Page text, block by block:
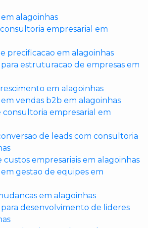
alagoinhas
empresarial em
precificacao em alagoinhas
estruturacao de empresas em
em alagoinhas
vendas b2b em alagoinhas
consultoria empresarial em
de leads com consultoria
custos empresariais em alagoinhas
gestao de equipes em
em alagoinhas
desenvolvimento de lideres